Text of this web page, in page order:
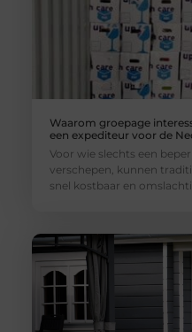
Waarom groepage
een expediteur voor de
Voor wie slechts een
verschepen, kunnen
snel kostbaar en